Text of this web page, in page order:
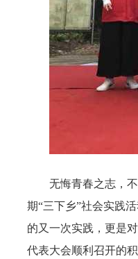
无悔青春之志，
期“三下乡”社会实践
的又一次实践，更是
代表大会顺利召开的积